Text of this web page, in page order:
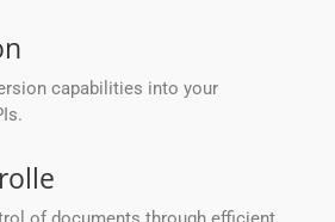
capabilities into your